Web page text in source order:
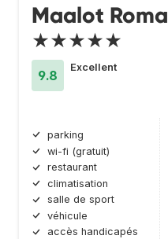
Maalot Roma
★★★★★
9.8
Excellent
parking
wi-fi (gratuit)
restaurant
climatisation
salle de sport
véhicule
accès handicapés